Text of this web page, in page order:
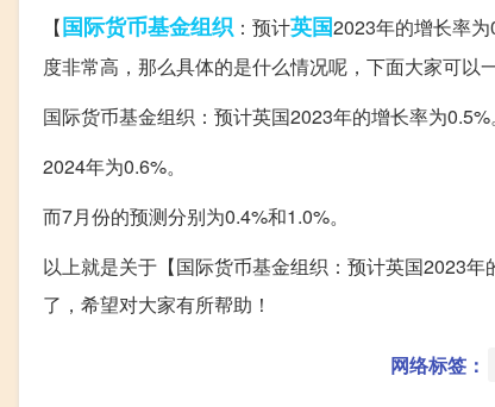
【国际货币基金组织 ：预计英国2023年的增长率
度非常高，那么具体的是什么情况呢，下面大家可以
国际货币基金组织：预计英国2023年的增长率为0.5%。
2024年为0.6%。
而7月份的预测分别为0.4%和1.0%。
以上就是关于【国际货币基金组织：预计英国2023
了，希望对大家有所帮助！
网络标签：